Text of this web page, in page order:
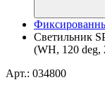
Светильник
(WH, 120 deg,
Арт.: 034800